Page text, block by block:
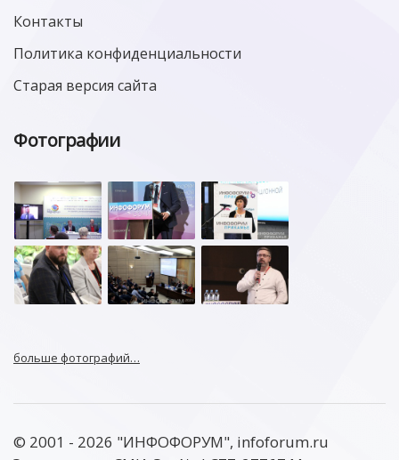
Контакты
Политика конфиденциальности
Старая версия сайта
Фотографии
больше фотографий…
© 2001 - 2026 "ИНФОФОРУМ", infoforum.ru